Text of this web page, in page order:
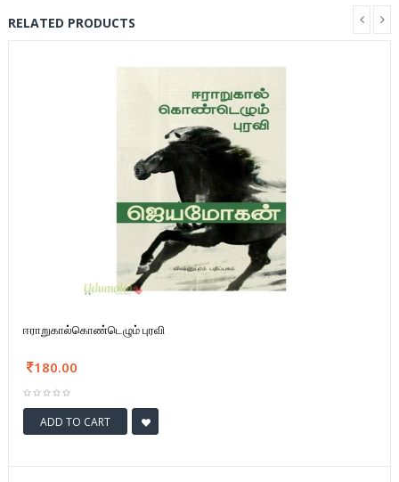
RELATED PRODUCTS
ஈராறுகால்கொண்டெழும் புரவி
180.00
ADD TO CART